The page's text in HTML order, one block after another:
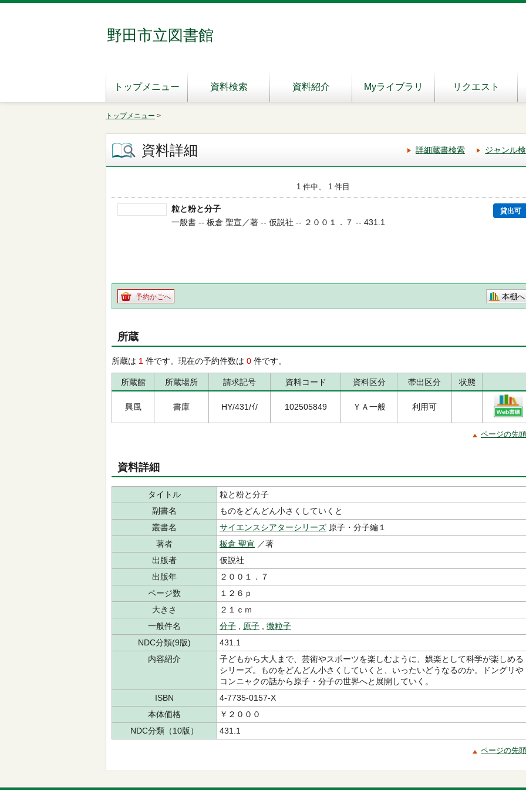
野田市立図書館
トップメニュー 資料検索 資料紹介 Myライブラリ リクエスト
トップメニュー >
資料詳細 詳細蔵書検索 ジャンル
1 件中、 1 件目
粒と粉と分子 貸出可
一般書 -- 板倉 聖宣／著 -- 仮説社 -- ２００１．７ -- 431.1
予約かごへ 本棚へ
所蔵
所蔵は 1 件です。現在の予約件数は 0 件です。
所蔵館 所蔵場所 請求記号 資料コード 資料区分 帯出区分 状態
興風 書庫 HY/431/ｲ/ 102505849 ＹＡ一般 利用可
ページの先
資料詳細
タイトル
粒と粉と分子
副書名
ものをどんどん小さくしていくと
叢書名
サイエンスシアターシリーズ 原子・分子編１
著者
板倉 聖宣 ／著
出版者
仮説社
出版年
２００１．７
ページ数
１２６ｐ
大きさ
２１ｃｍ
一般件名
分子 原子
微粒子
NDC分類(9版)
431.1
内容紹介
子どもから大人まで、芸術やスポーツを楽しむように、娯楽として科学が楽しめる
シリーズ。ものをどんどん小さくしていくと、いったいどうなるのか。ドングリや
コンニャクの話から原子・分子の世界へと展開していく。
ISBN
4-7735-0157-X
本体価格
￥２０００
NDC分類（10版）
431.1
ページの先